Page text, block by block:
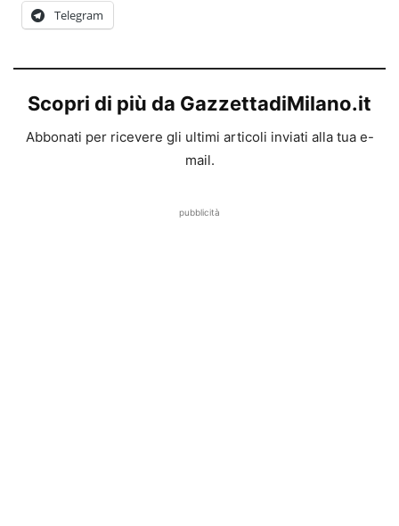
Telegram
Scopri di più da GazzettadiMilano.it
Abbonati per ricevere gli ultimi articoli inviati alla tua e-
mail.
pubblicità